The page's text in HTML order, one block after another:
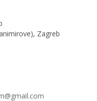
Zagreb